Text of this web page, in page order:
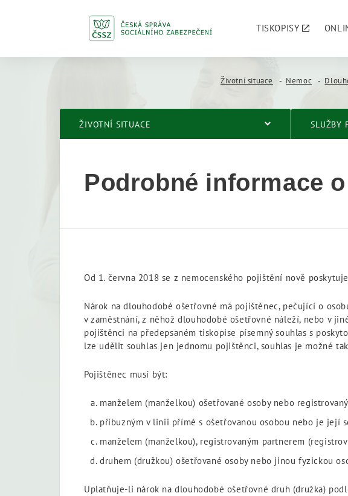
TISKOPISY
Životní situace Nemoc
ŽIVOTNÍ SITUACE SLUŽBY
Podrobné informace
Od 1. června 2018 se z nemocenského pojištění nově
Nárok na dlouhodobé ošetřovné má pojištěnec, pečující o
v zaměstnání, z něhož dlouhodobé ošetřovné náleží, nebo v
pojištěnci na předepsaném tiskopise písemný souhlas s
lze udělit souhlas jen jednomu pojištěnci, souhlas je možné
Pojištěnec musí být:
manželem (manželkou) ošetřované osoby nebo
příbuzným v linii přímé s ošetřovanou osobou nebo je její
manželem (manželkou), registrovaným partnerem
druhem (družkou) ošetřované osoby nebo jinou fyzickou
Uplatňuje-li nárok na dlouhodobé ošetřovné druh (družka)